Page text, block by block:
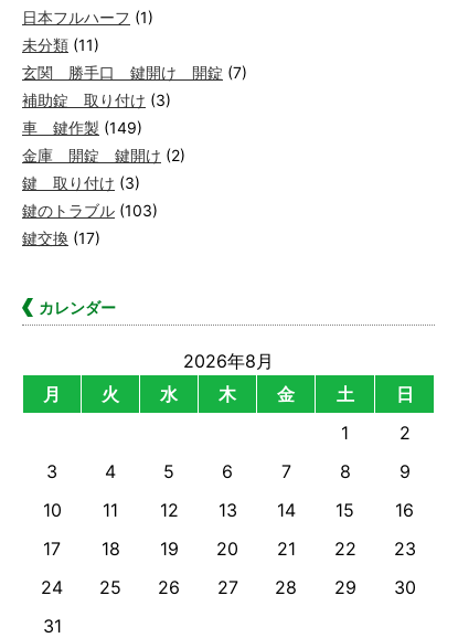
日本フルハーフ (1)
未分類 (11)
玄関 勝手口 鍵開け 開錠 (7)
補助錠 取り付け (3)
車 鍵作製 (149)
金庫 開錠 鍵開け (2)
鍵 取り付け (3)
鍵のトラブル (103)
鍵交換 (17)
カレンダー
2026年8月
月
火 水 木 金 土
日
1
2
3
4 5 6 7 8
9
10
11 12 13 14 15
16
17
18 19 20 21 22
23
24
25 26 27 28 29
30
31